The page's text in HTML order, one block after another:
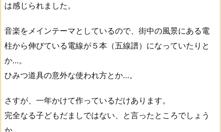
は感じられました。
音楽をメインテーマとしているので、街中の風景にある電
柱から伸びている電線が５本（五線譜）になっていたりと
か…。
ひみつ道具の意外な使われ方とか…。
さすが、一年かけて作っているだけあります。
完全なる子どもだましではない、と言ったところでしょう
か。